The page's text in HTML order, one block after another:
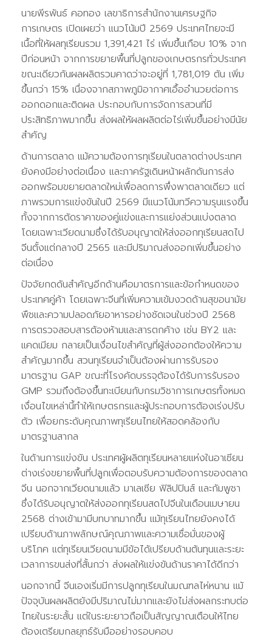
นายพีรพันธ์ คอทอง เลขาธิการสำนักงานเศรษฐกิจ
การเกษตร เปิดเผยว่า แนวโน้มปี 2569 ประเทศไทยจะมี
เนื้อที่ให้ผลทุเรียนรวม 1,391,421 ไร่ เพิ่มขึ้นเกือบ 10% จาก
ปีก่อนหน้า จากการขยายพื้นที่ปลูกของเกษตรกรทั่วประเทศ
ขณะเดียวกันผลผลิตรวมคาดว่าจะอยู่ที่ 1,781,019 ตัน เพิ่ม
ขึ้นกว่า 15% เนื่องจากสภาพภูมิอากาศเอื้ออำนวยต่อการ
ออกดอกและติดผล ประกอบกับการจัดการสวนที่มี
ประสิทธิภาพมากขึ้น ส่งผลให้ผลผลิตต่อไร่เพิ่มขึ้นอย่างมีนัย
สำคัญ
ด้านการตลาด แม้ความต้องการทุเรียนในตลาดต่างประเทศ
ยังคงมีอย่างต่อเนื่อง และภาครัฐเดินหน้าผลักดันการส่ง
ออกพร้อมขยายตลาดใหม่เพื่อลดการพึ่งพาตลาดเดียว แต่
ภาพรวมการแข่งขันในปี 2569 มีแนวโน้มทวีความรุนแรงขึ้น
ทั้งจากการตัดราคาของคู่แข่งและการแย่งส่วนแบ่งตลาด
โดยเฉพาะเวียดนามซึ่งได้รับอนุญาตให้ส่งออกทุเรียนสดไป
จีนตั้งแต่กลางปี 2565 และมีปริมาณส่งออกเพิ่มขึ้นอย่าง
ต่อเนื่อง
ปัจจัยกดดันสำคัญอีกด้านคือมาตรการและข้อกำหนดของ
ประเทศคู่ค้า โดยเฉพาะจีนที่เพิ่มความเข้มงวดด้านสุขอนามัย
พืชและความปลอดภัยอาหารอย่างชัดเจนในช่วงปี 2568
การตรวจสอบสารต้องห้ามและสารตกค้าง เช่น BY2 และ
แคดเมียม กลายเป็นเงื่อนไขสำคัญที่ผู้ส่งออกต้องให้ความ
สำคัญมากขึ้น สวนทุเรียนจำเป็นต้องผ่านการรับรอง
มาตรฐาน GAP ขณะที่โรงคัดบรรจุต้องได้รับการรับรอง
GMP รวมถึงต้องขึ้นทะเบียนกับกรมวิชาการเกษตรทั้งหมด
เงื่อนไขเหล่านี้ทำให้เกษตรกรและผู้ประกอบการต้องเร่งปรับ
ตัว เพื่อยกระดับคุณภาพทุเรียนไทยให้สอดคล้องกับ
มาตรฐานสากล
ในด้านการแข่งขัน ประเทศผู้ผลิตทุเรียนหลายแห่งในอาเซียน
ต่างเร่งขยายพื้นที่ปลูกเพื่อตอบรับความต้องการของตลาด
จีน นอกจากเวียดนามแล้ว มาเลเซีย ฟิลิปปินส์ และกัมพูชา
ซึ่งได้รับอนุญาตให้ส่งออกทุเรียนสดไปจีนในเดือนเมษายน
2568 ต่างเข้ามามีบทบาทมากขึ้น แม้ทุเรียนไทยยังคงได้
เปรียบด้านภาพลักษณ์คุณภาพและความเชื่อมั่นของผู้
บริโภค แต่ทุเรียนเวียดนามมีข้อได้เปรียบด้านต้นทุนและระยะ
เวลาการขนส่งที่สั้นกว่า ส่งผลให้แข่งขันด้านราคาได้ดีกว่า
นอกจากนี้ จีนเองเริ่มมีการปลูกทุเรียนในมณฑลไห่หนาน แม้
ปัจจุบันผลผลิตยังมีปริมาณไม่มากและยังไม่ส่งผลกระทบต่อ
ไทยในระยะสั้น แต่ในระยะยาวถือเป็นสัญญาณเตือนให้ไทย
ต้องเตรียมกลยุทธ์รับมืออย่างรอบคอบ